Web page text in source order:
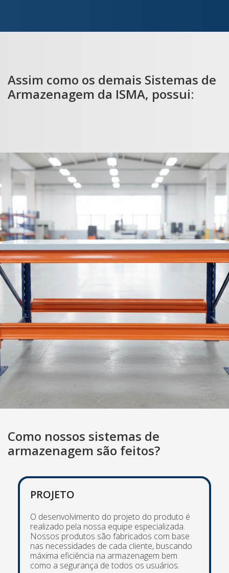
Assim como os demais Sistemas de
Armazenagem da ISMA, possui:
Como nossos sistemas de
armazenagem são feitos?
PROJETO
O desenvolvimento do projeto do produto é
realizado pela nossa equipe especializada.
Nossos produtos são fabricados com base
nas necessidades de cada cliente, buscando
máxima eficiência na armazenagem bem
como a segurança de todos os usuários.